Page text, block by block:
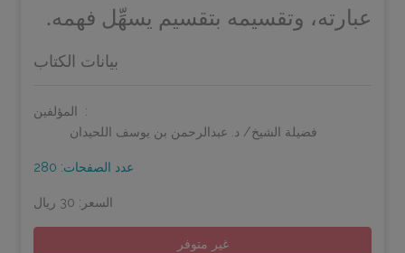
عبارته، وتقسيمه بتقسيم يسهِّل فهمه.
بيانات الكتاب
المؤلفين:
فضيلة الشيخ/ د. عبدالرحمن بن يوسف اللحيدان
عدد الصفحات: 280
السعر: 30 ريال
غير متوفر